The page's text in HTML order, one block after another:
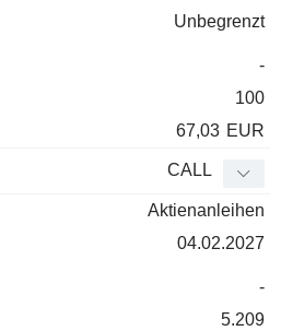
Unbegrenzt
-
100
67,03 EUR
CALL
Aktienanleihen
04.02.2027
-
5.209